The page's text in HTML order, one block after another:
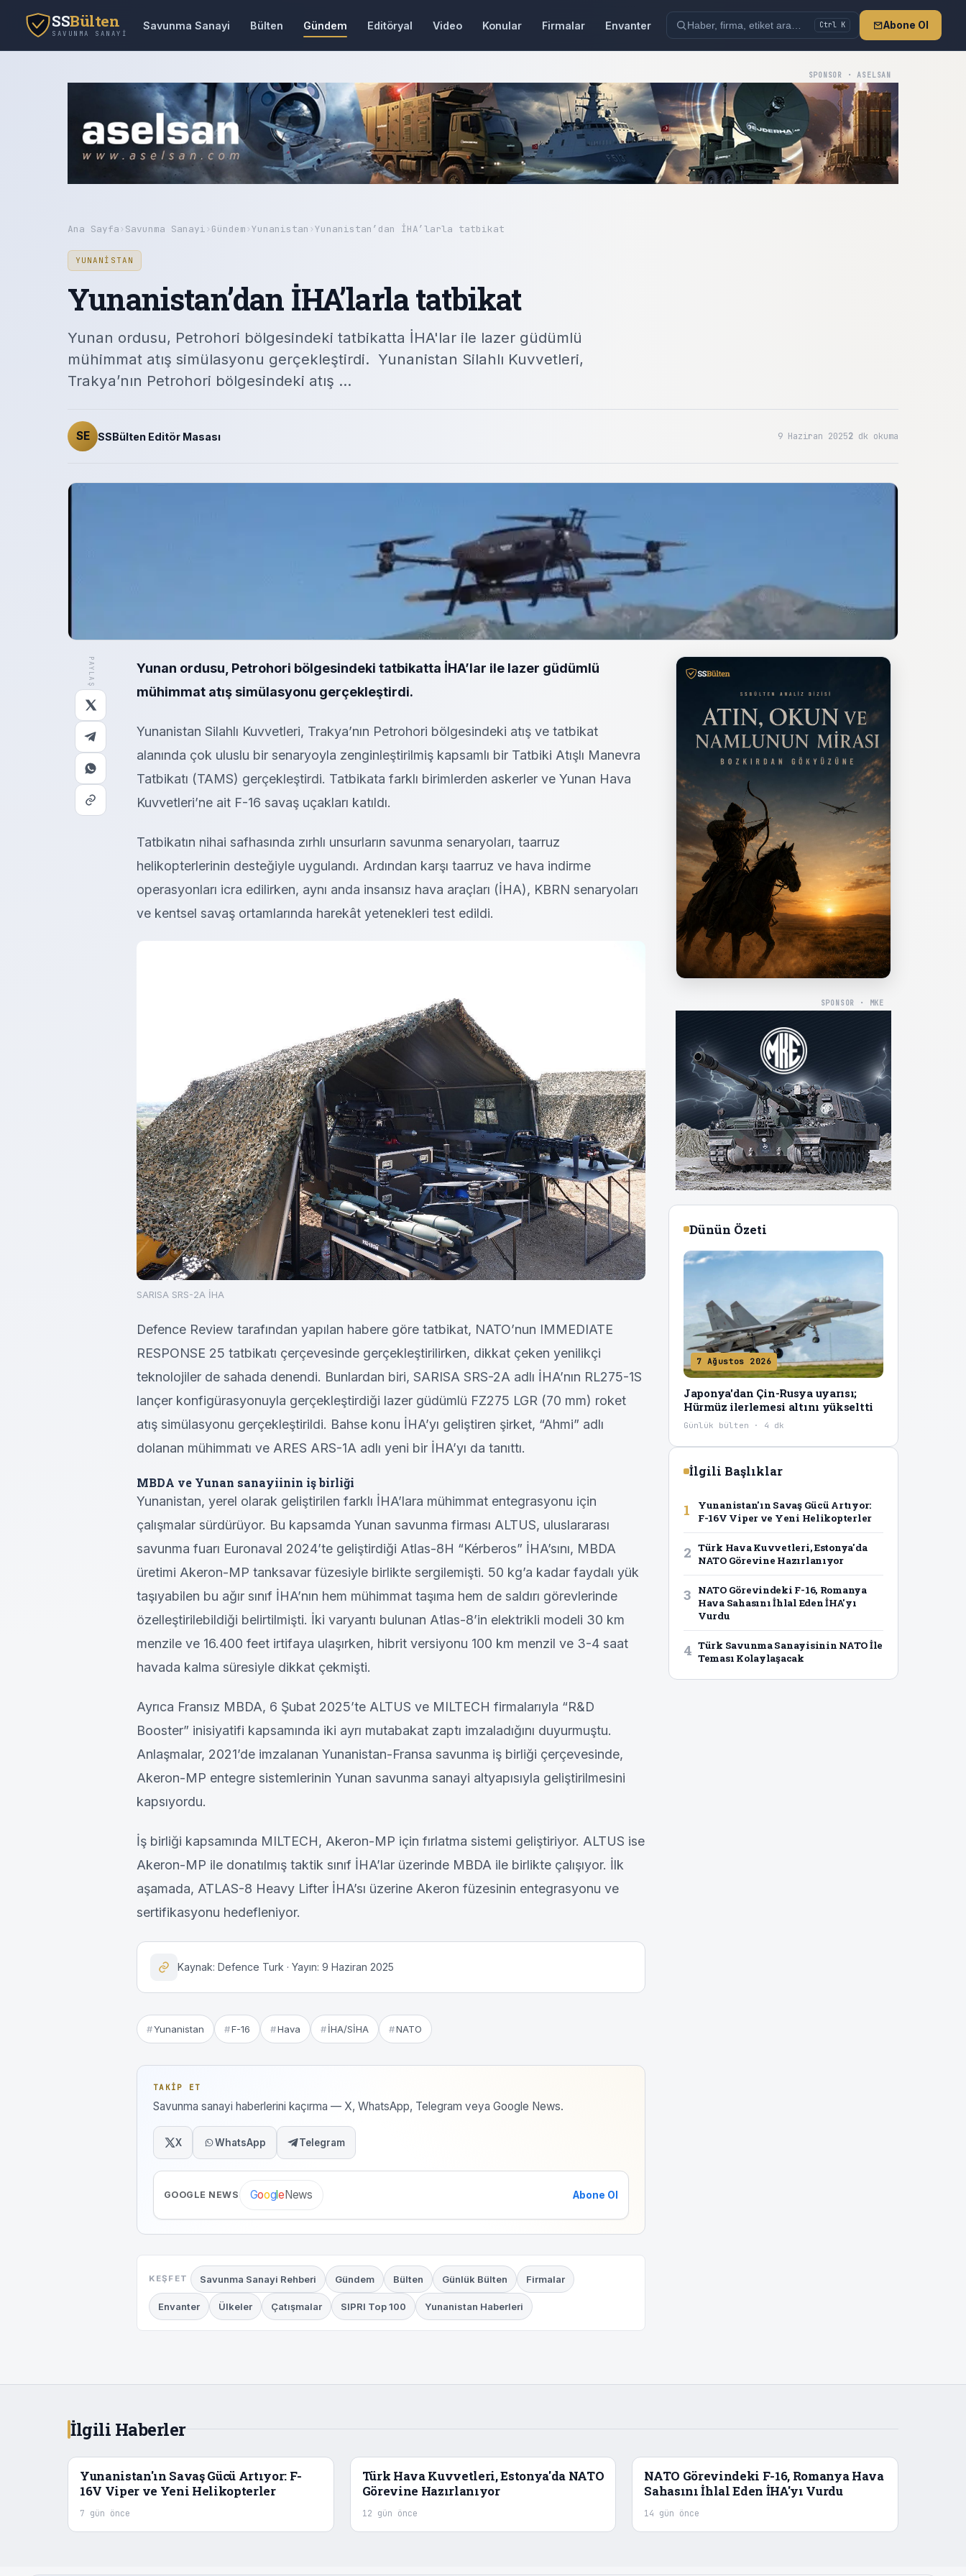
SSBülten
SAVUNMA SANAYI
Savunma Sanayi Bülten Gündem Editöryal Video Konular Firmalar Envanter Ctrl K Abone Ol
SPONSOR · ASELSAN
Ana Sayfa› Savunma Sanayi› Gündem›Yunanistan ›Yunanistan’dan İHA’larla tatbikat
YUNANISTAN
Yunanistan’dan İHA’larla tatbikat
Yunan ordusu, Petrohori bölgesindeki tatbikatta İHA'lar ile lazer güdümlü
mühimmat atış simülasyonu gerçekleştirdi. Yunanistan Silahlı Kuvvetleri,
Trakya’nın Petrohori bölgesindeki atış ...
SE SSBülten Editör Masası 9 Haziran 20252 dk okuma
PAYLAŞ
Yunan ordusu, Petrohori bölgesindeki tatbikatta İHA’lar ile lazer güdümlü
mühimmat atış simülasyonu gerçekleştirdi.
Yunanistan Silahlı Kuvvetleri, Trakya’nın Petrohori bölgesindeki atış ve tatbikat
alanında çok uluslu bir senaryoyla zenginleştirilmiş kapsamlı bir Tatbiki Atışlı Manevra
Tatbikatı (TAMS) gerçekleştirdi. Tatbikata farklı birimlerden askerler ve Yunan Hava
Kuvvetleri’ne ait F-16 savaş uçakları katıldı.
Tatbikatın nihai safhasında zırhlı unsurların savunma senaryoları, taarruz
helikopterlerinin desteğiyle uygulandı. Ardından karşı taarruz ve hava indirme
operasyonları icra edilirken, aynı anda insansız hava araçları (İHA), KBRN senaryoları
ve kentsel savaş ortamlarında harekât yetenekleri test edildi.
SARISA SRS-2A İHA
Defence Review tarafından yapılan habere göre tatbikat, NATO’nun IMMEDIATE
RESPONSE 25 tatbikatı çerçevesinde gerçekleştirilirken, dikkat çeken yenilikçi
teknolojiler de sahada denendi. Bunlardan biri, SARISA SRS-2A adlı İHA’nın RL275-1S
lançer konfigürasyonuyla gerçekleştirdiği lazer güdümlü FZ275 LGR (70 mm) roket
atış simülasyonu gerçekleştirildi. Bahse konu İHA’yı geliştiren şirket, “Ahmi” adlı
dolanan mühimmatı ve ARES ARS-1A adlı yeni bir İHA’yı da tanıttı.
MBDA ve Yunan sanayiinin iş birliği
Yunanistan, yerel olarak geliştirilen farklı İHA’lara mühimmat entegrasyonu için
çalışmalar sürdürüyor. Bu kapsamda Yunan savunma firması ALTUS, uluslararası
savunma fuarı Euronaval 2024’te geliştirdiği Atlas-8H “Kérberos” İHA’sını, MBDA
üretimi Akeron-MP tanksavar füzesiyle birlikte sergilemişti. 50 kg’a kadar faydalı yük
taşıyabilen bu ağır sınıf İHA’nın hem mühimmat taşıma hem de saldırı görevlerinde
özelleştirilebildiği belirtilmişti. İki varyantı bulunan Atlas-8’in elektrikli modeli 30 km
menzile ve 16.400 feet irtifaya ulaşırken, hibrit versiyonu 100 km menzil ve 3-4 saat
havada kalma süresiyle dikkat çekmişti.
Ayrıca Fransız MBDA, 6 Şubat 2025’te ALTUS ve MILTECH firmalarıyla “R&D
Booster” inisiyatifi kapsamında iki ayrı mutabakat zaptı imzaladığını duyurmuştu.
Anlaşmalar, 2021’de imzalanan Yunanistan-Fransa savunma iş birliği çerçevesinde,
Akeron-MP entegre sistemlerinin Yunan savunma sanayi altyapısıyla geliştirilmesini
kapsıyordu.
İş birliği kapsamında MILTECH, Akeron-MP için fırlatma sistemi geliştiriyor. ALTUS ise
Akeron-MP ile donatılmış taktik sınıf İHA’lar üzerinde MBDA ile birlikte çalışıyor. İlk
aşamada, ATLAS-8 Heavy Lifter İHA’sı üzerine Akeron füzesinin entegrasyonu ve
sertifikasyonu hedefleniyor.
Kaynak: Defence Turk · Yayın: 9 Haziran 2025
Yunanistan F-16 Hava İHA/SİHA NATO
TAKIP ET
Savunma sanayi haberlerini kaçırma — X, WhatsApp, Telegram veya Google News.
X WhatsApp Telegram
GOOGLE NEWS GoogleNews Abone Ol
KEŞFET Savunma Sanayi Rehberi Gündem Bülten Günlük Bülten Firmalar
Envanter Ülkeler Çatışmalar SIPRI Top 100 Yunanistan Haberleri
SPONSOR · MKE
Dünün Özeti
7 Ağustos 2026
Japonya'dan Çin-Rusya uyarısı;
Hürmüz ilerlemesi altını yükseltti
Günlük bülten · 4 dk
İlgili Başlıklar
1
Yunanistan'ın Savaş Gücü Artıyor:
F-16V Viper ve Yeni Helikopterler
2 Türk Hava Kuvvetleri, Estonya'da
NATO Görevine Hazırlanıyor
3
NATO Görevindeki F-16, Romanya
Hava Sahasını İhlal Eden İHA'yı
Vurdu
4 Türk Savunma Sanayisinin NATO İle
Teması Kolaylaşacak
İlgili Haberler
Yunanistan'ın Savaş Gücü Artıyor: F-
16V Viper ve Yeni Helikopterler
7 gün önce
Türk Hava Kuvvetleri, Estonya'da NATO
Görevine Hazırlanıyor
12 gün önce
NATO Görevindeki F-16, Romanya Hava
Sahasını İhlal Eden İHA'yı Vurdu
14 gün önce